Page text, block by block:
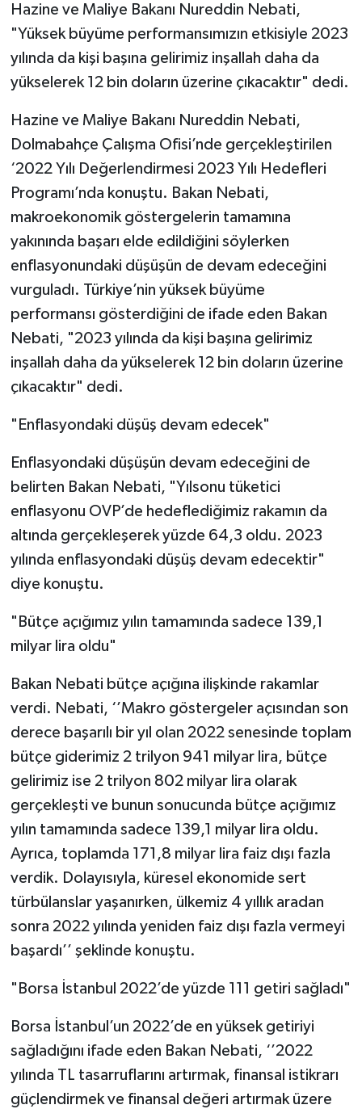
Hazine ve Maliye Bakanı Nureddin Nebati,
"Yüksek büyüme performansımızın etkisiyle 2023
yılında da kişi başına gelirimiz inşallah daha da
yükselerek 12 bin doların üzerine çıkacaktır" dedi.
Hazine ve Maliye Bakanı Nureddin Nebati,
Dolmabahçe Çalışma Ofisi’nde gerçekleştirilen
‘2022 Yılı Değerlendirmesi 2023 Yılı Hedefleri
Programı’nda konuştu. Bakan Nebati,
makroekonomik göstergelerin tamamına
yakınında başarı elde edildiğini söylerken
enflasyonundaki düşüşün de devam edeceğini
vurguladı. Türkiye’nin yüksek büyüme
performansı gösterdiğini de ifade eden Bakan
Nebati, "2023 yılında da kişi başına gelirimiz
inşallah daha da yükselerek 12 bin doların üzerine
çıkacaktır" dedi.
"Enflasyondaki düşüş devam edecek"
Enflasyondaki düşüşün devam edeceğini de
belirten Bakan Nebati, "Yılsonu tüketici
enflasyonu OVP’de hedeflediğimiz rakamın da
altında gerçekleşerek yüzde 64,3 oldu. 2023
yılında enflasyondaki düşüş devam edecektir"
diye konuştu.
"Bütçe açığımız yılın tamamında sadece 139,1
milyar lira oldu"
Bakan Nebati bütçe açığına ilişkinde rakamlar
verdi. Nebati, ‘’Makro göstergeler açısından son
derece başarılı bir yıl olan 2022 senesinde toplam
bütçe giderimiz 2 trilyon 941 milyar lira, bütçe
gelirimiz ise 2 trilyon 802 milyar lira olarak
gerçekleşti ve bunun sonucunda bütçe açığımız
yılın tamamında sadece 139,1 milyar lira oldu.
Ayrıca, toplamda 171,8 milyar lira faiz dışı fazla
verdik. Dolayısıyla, küresel ekonomide sert
türbülanslar yaşanırken, ülkemiz 4 yıllık aradan
sonra 2022 yılında yeniden faiz dışı fazla vermeyi
başardı’’ şeklinde konuştu.
"Borsa İstanbul 2022’de yüzde 111 getiri sağladı"
Borsa İstanbul’un 2022’de en yüksek getiriyi
sağladığını ifade eden Bakan Nebati, ‘’2022
yılında TL tasarruflarını artırmak, finansal istikrarı
güçlendirmek ve finansal değeri artırmak üzere